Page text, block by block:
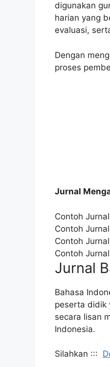
digunakan
harian yang
evaluasi,
Dengan
proses
Jurnal
Contoh
Contoh
Contoh
Contoh
Jurnal
Bahasa
peserta didik
secara lisan
Indonesia.
Silahkan :::